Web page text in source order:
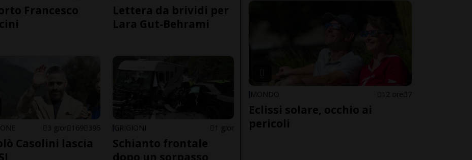
Francesco
Lettera da brividi per
Lara Gut-Behrami
3 gior 169 395
Casolini lascia
GRIGIONI 1 gior
Schianto frontale
dopo un sorpasso
MONDO 12 ore 7
Eclissi solare, occhio ai
pericoli